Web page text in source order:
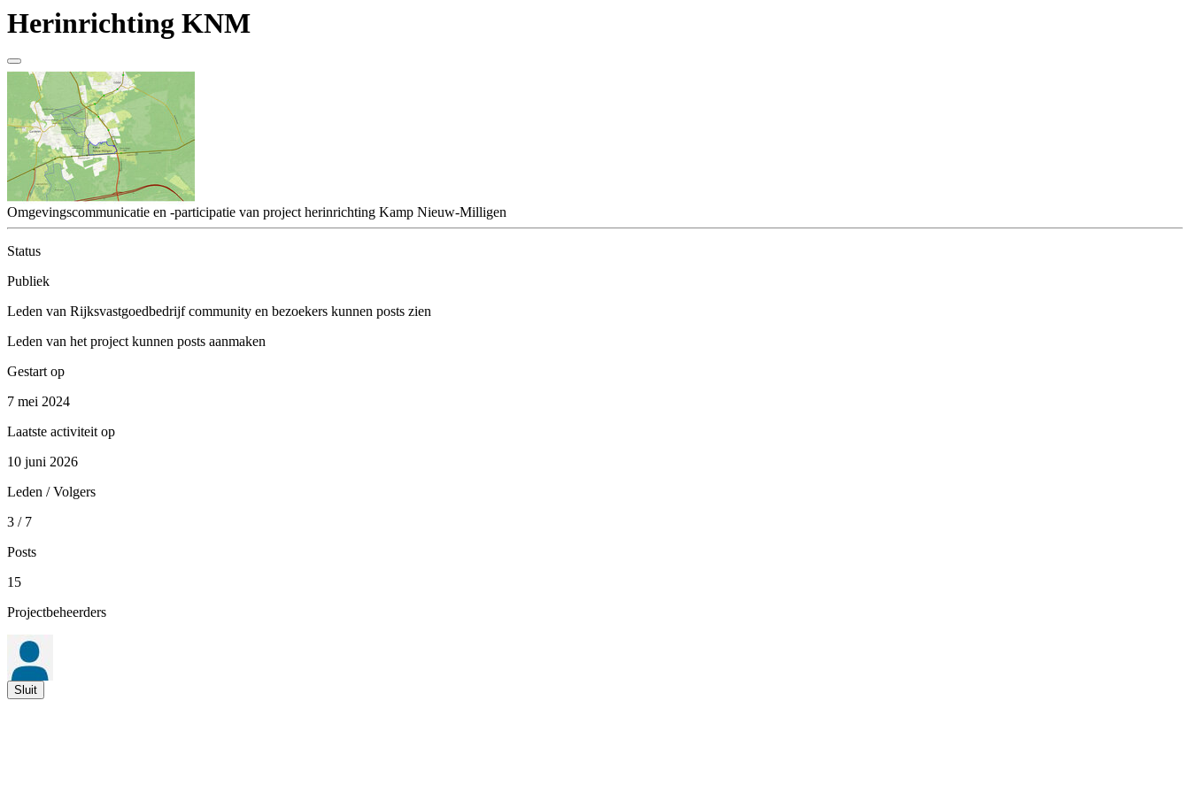
Herinrichting KNM
Omgevingscommunicatie en -participatie van project herinrichting Kamp Nieuw-Milligen
Status
Publiek
Leden van Rijksvastgoedbedrijf community en bezoekers kunnen posts zien
Leden van het project kunnen posts aanmaken
Gestart op
7 mei 2024
Laatste activiteit op
10 juni 2026
Leden / Volgers
3 / 7
Posts
15
Projectbeheerders
Sluit